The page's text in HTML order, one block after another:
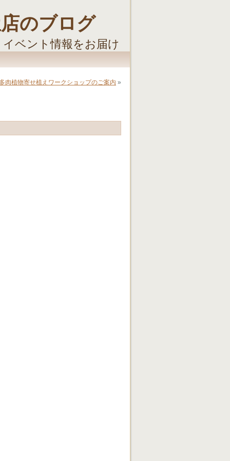
のブログ
ベント情報をお届け
肉植物寄せ植えワークショップのご案内 »